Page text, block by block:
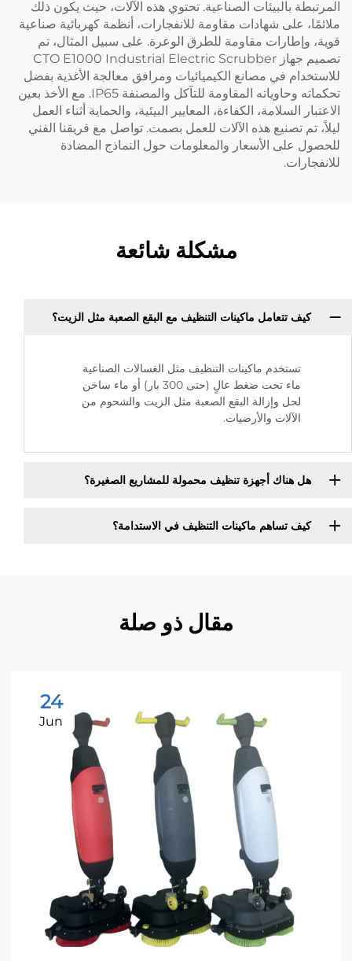
بالبيئات الصناعية. تحتوي هذه الآلات، حيث يكون ذلك
على شهادات مقاومة للانفجارات، أنظمة كهربائية صناعية
وإطارات مقاومة للطرق الوعرة. على سبيل المثال، تم
تصميم جهاز CTO E1000 Industrial Electric Scrubber
في مصانع الكيميائيات ومرافق معالجة الأغذية بفضل
تحكماته وحاوياته المقاومة للتآكل والمصنفة IP65. مع الأخذ بعين
السلامة، الكفاءة، المعايير البيئية، والحماية أثناء العمل
تم تصنيع هذه الآلات للعمل بصمت. تواصل مع فريقنا الفني
على الأسعار والمعلومات حول النماذج المضادة
مشكلة شائعة
كيف تتعامل ماكينات التنظيف مع البقع الصعبة مثل الزيت؟
تستخدم ماكينات التنظيف مثل الغسالات الصناعية
ماء تحت ضغط عالٍ (حتى 300 بار) أو ماء ساخن
لحل وإزالة البقع الصعبة مثل الزيت والشحوم من
الآلات والأرضيات.
هل هناك أجهزة تنظيف محمولة للمشاريع الصغيرة؟
كيف تساهم ماكينات التنظيف في الاستدامة؟
مقال ذو صلة
Jun